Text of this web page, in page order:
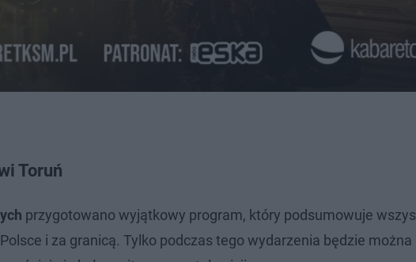
Toruń
przygotowano wyjątkowy program, który podsumowuje
i za granicą. Tylko podczas tego wydarzenia będzie można